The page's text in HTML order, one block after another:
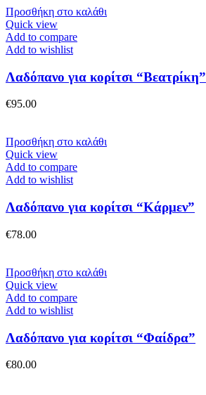
Προσθήκη στο καλάθι
Quick view
Add to compare
Add to wishlist
Λαδόπανο για κορίτσι “Βεατρίκη”
€95.00
Προσθήκη στο καλάθι
Quick view
Add to compare
Add to wishlist
Λαδόπανο για κορίτσι “Κάρμεν”
€78.00
Προσθήκη στο καλάθι
Quick view
Add to compare
Add to wishlist
Λαδόπανο για κορίτσι “Φαίδρα”
€80.00